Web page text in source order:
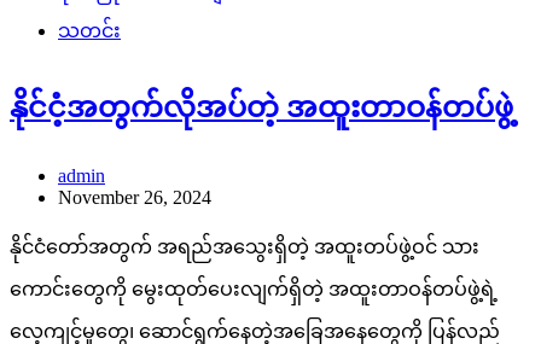
သတင်း
နိုင်ငံ့အတွက်လိုအပ်တဲ့ အထူးတာဝန်တပ်ဖွဲ့
admin
November 26, 2024
နိုင်ငံတော်အတွက် အရည်အသွေးရှိတဲ့ အထူးတပ်ဖွဲ့ဝင် သား
ကောင်းတွေကို မွေးထုတ်ပေးလျက်ရှိတဲ့ အထူးတာဝန်တပ်ဖွဲ့ရဲ့
လေ့ကျင့်မှုတွေ၊ ဆောင်ရွက်နေတဲ့အခြေအနေတွေကို ပြန်လည်